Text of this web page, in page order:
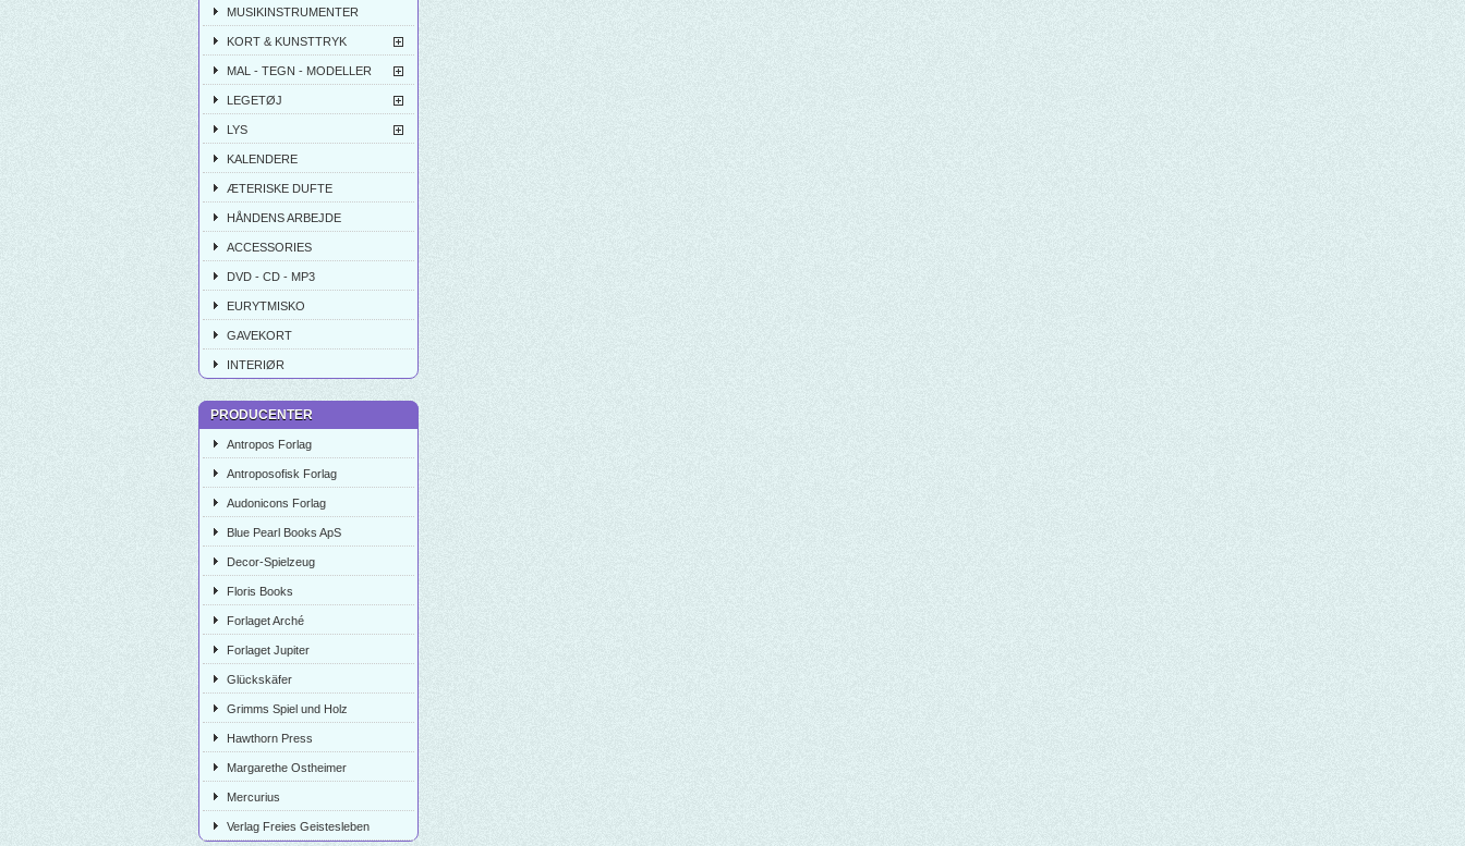
MUSIKINSTRUMENTER
KORT & KUNSTTRYK
MAL - TEGN - MODELLER
LEGETØJ
LYS
KALENDERE
ÆTERISKE DUFTE
HÅNDENS ARBEJDE
ACCESSORIES
DVD - CD - MP3
EURYTMISKO
GAVEKORT
INTERIØR
PRODUCENTER
Antropos Forlag
Antroposofisk Forlag
Audonicons Forlag
Blue Pearl Books ApS
Decor-Spielzeug
Floris Books
Forlaget Arché
Forlaget Jupiter
Glückskäfer
Grimms Spiel und Holz
Hawthorn Press
Margarethe Ostheimer
Mercurius
Verlag Freies Geistesleben